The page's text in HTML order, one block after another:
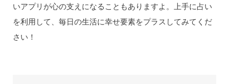
いアプリが心の支えになることもありますよ。上手に占い
を利用して、毎日の生活に幸せ要素をプラスしてみてくだ
さい！